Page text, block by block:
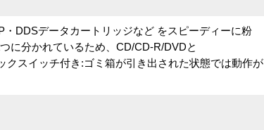
DDSデータカートリッジなど をスピーディーに粉
に分かれているため、CD/CD-R/DVDと
スイッチ付き:ゴミ箱が引き出された状態では動作が